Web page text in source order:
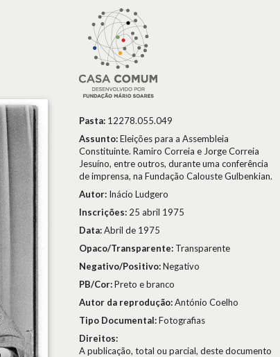
Pasta: 12278.055.049
Assunto:Eleições para a Assembleia
Constituinte. Ramiro Correia e Jorge Correia
Jesuíno, entre outros, durante uma conferência
de imprensa, na Fundação Calouste Gulbenkian.
Autor: Inácio Ludgero
Inscrições: 25 abril 1975
Data:Abril de 1975
Opaco/Transparente: Transparente
Negativo/Positivo:Negativo
PB/Cor:Preto e branco
Autor da reprodução:António Coelho
Tipo Documental:Fotografias
Direitos:
A publicação, total ou parcial, deste documento